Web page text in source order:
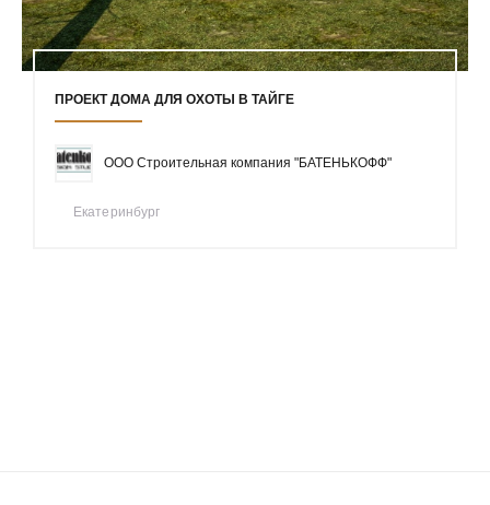
ПРОЕКТ ДОМА ДЛЯ ОХОТЫ В ТАЙГЕ
ООО Строительная компания "БАТЕНЬКОФФ"
Екатеринбург